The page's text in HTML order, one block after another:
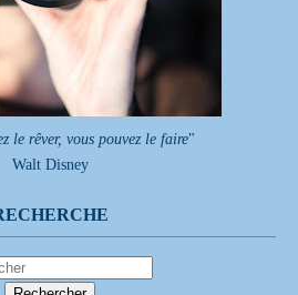
le rêver, vous pouvez le faire"
Walt Disney